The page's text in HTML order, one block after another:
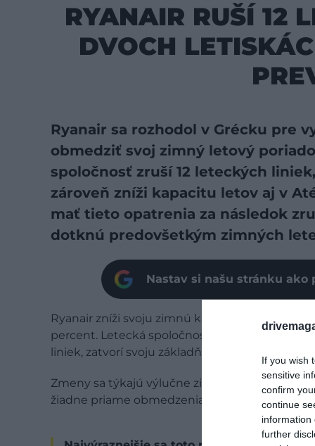
If you wish
sensitive
confirm
continue
information
further
RYANAIR RUŠÍ 12
DVOCH
Ryanair sa rozhodol v Grécku pre
obmedziť svoj zimný letový
spoločnosť zruší 12 leteckých
zároveň zníži kapacitu letov aj v
mať tieto opatrenia za následok
dotknú predovšetkým zimných
Nastav si našu stránku ako
Ryanair zníži svoju zimnú kapacitu v Grécku
percent. Letecká spoločnosť 8. mája
oznámila,
liniek, zatvorí svoju základňu v
Zmeny sa týkajú výlučne zimného letového
žiadne priame obmedzenia prevádzky.